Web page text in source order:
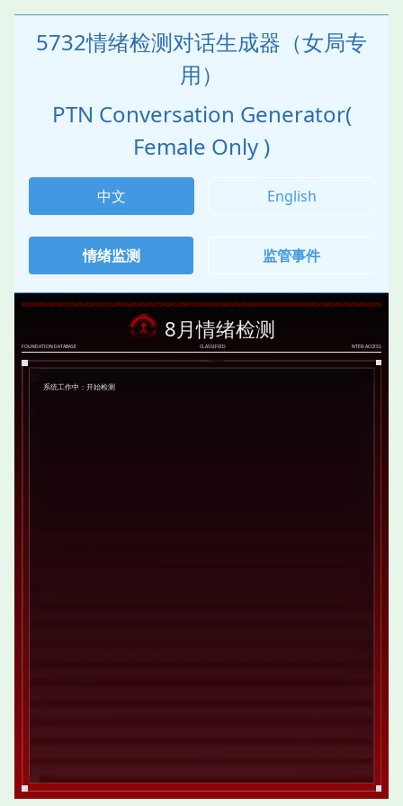
5732情绪检测对话生成器（女局专
用）
PTN Conversation Generator(
Female Only )
中文 English
情绪监测 监管事件
8月情绪检测
FOUNDATION DATABASE CLASSIFIED NTER-ACCESS
系统工作中：开始检测